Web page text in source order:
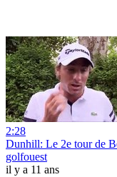
2:28
Dunhill: Le 2e tour de
golfouest
il y a 11 ans